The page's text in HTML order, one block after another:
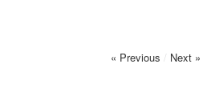
« Previous / Next »